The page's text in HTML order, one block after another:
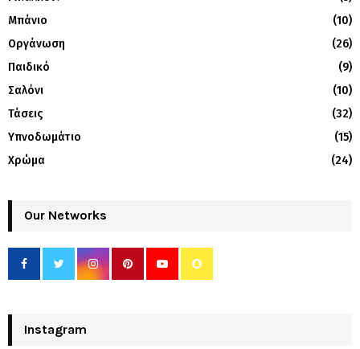
Μπάνιο
(10)
Οργάνωση
(26)
Παιδικό
(9)
Σαλόνι
(10)
Τάσεις
(32)
Υπνοδωμάτιο
(15)
Χρώμα
(24)
Our Networks
Instagram